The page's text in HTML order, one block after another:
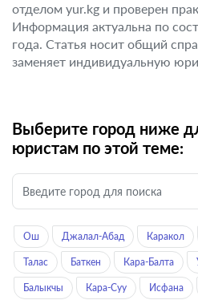
отделом yur.kg и проверен
Информация актуальна по
года. Статья носит общий
заменяет индивидуальную
Выберите город ниже
юристам по этой теме:
Ош Джалал-Абад Каракол
Талас Баткен Кара-Балта
Балыкчы Кара-Суу Исфана